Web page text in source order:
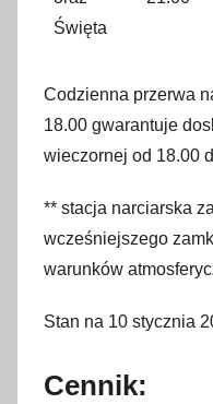
Święta
Codzienna przerwa
18.00 gwarantuje
wieczornej od 18.00
** stacja narciarska
wcześniejszego
warunków
Stan na 10 stycznia
Cennik: